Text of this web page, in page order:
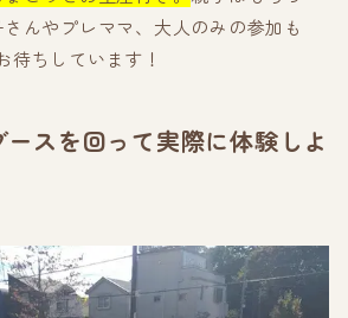
んやプレママ、大人のみの参加も
待ちしています！
ースを回って実際に体験しよ